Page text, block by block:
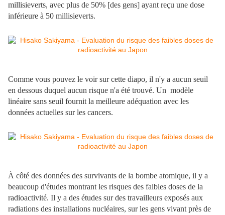
millisieverts, avec plus de 50% [des gens] ayant reçu une dose
inférieure à 50 millisieverts.
Comme vous pouvez le voir sur cette diapo, il n'y a aucun seuil
en dessous duquel aucun risque n'a été trouvé. Un modèle
linéaire sans seuil fournit la meilleure adéquation avec les
données actuelles sur les cancers.
À côté des données des survivants de la bombe atomique, il y a
beaucoup d'études montrant les risques des faibles doses de la
radioactivité. Il y a des études sur des travailleurs exposés aux
radiations des installations nucléaires, sur les gens vivant près de